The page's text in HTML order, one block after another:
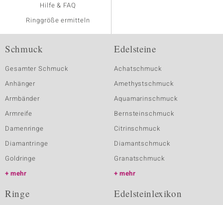
Hilfe & FAQ
Ringgröße ermitteln
Schmuck
Gesamter Schmuck
Anhänger
Armbänder
Armreife
Damenringe
Diamantringe
Goldringe
mehr
Edelsteine
Achatschmuck
Amethystschmuck
Aquamarinschmuck
Bernsteinschmuck
Citrinschmuck
Diamantschmuck
Granatschmuck
mehr
Ringe Edelsteinlexikon